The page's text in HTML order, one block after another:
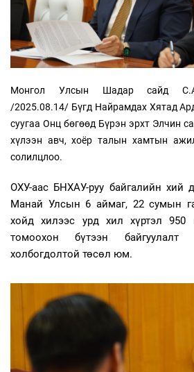
Монгол Улсын Шадар сайд
/2025.08.14/ Бүгд Найрамдах Хятад
суугаа Онц бөгөөд Бүрэн эрхт Элчин
хүлээн авч, хоёр талын хамтын
солилцлоо.
ОХУ-аас БНХАУ-руу байгалийн хий
Манай Улсын 6 аймаг, 22 сумын
хойд хилээс урд хил хүртэл 950
томоохон бүтээн
холбогдолтой төсөл юм.